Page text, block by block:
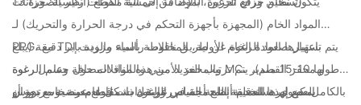
المواد الخام (المجهزة بأجهزة التحكم في درجة الحرارة والتحريك) لـ
PPG، مع TDI باعتبارها المادة الخام الأولية، المخلوطة بالماء والزيت
والمحفز الأميني والمواد المضافة وعامل رغوة MC، و محفز القصدير
العضوي. تستخدم أنظمة القياس والنقل بشكل عام مضخات تروس
يتم تسهيل صعود الرغوة عن طريق ناقلات رأسية مزودة بإبر دقيقة (يبلغ
طولها 10-15 ملم). يتم ترتيب العديد من هذه الناقلات حول جسم الرغوة
بالكامل، مع إبرها الدقيقة المدمجة في الرغوة ذات قوة معينة. ومع دوران
يمكن لهذه العملية إنتاج أجسام رغوية ذات مقاطع عرضية مربعة أو